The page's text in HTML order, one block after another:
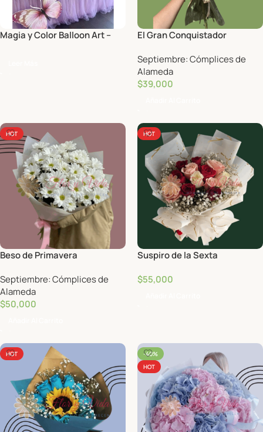
Magia y Color Balloon Art –
El Gran Conquistador
Septiembre: Cómplices de
Alameda
$39,000
HOT
Beso de Primavera
Septiembre: Cómplices de
Alameda
$50,000
HOT
Suspiro de la Sexta
$55,000
HOT
-40%
HOT